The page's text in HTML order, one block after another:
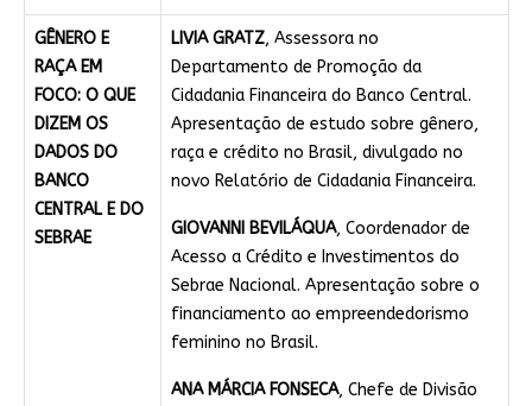
GÊNERO E
RAÇA EM
FOCO: O QUE
DIZEM OS
DADOS DO
BANCO
CENTRAL E DO
SEBRAE
LIVIA GRATZ, Assessora no
Departamento de Promoção da
Cidadania Financeira do Banco Central.
Apresentação de estudo sobre gênero,
raça e crédito no Brasil, divulgado no
novo Relatório de Cidadania Financeira.
GIOVANNI BEVILÁQUA, Coordenador de
Acesso a Crédito e Investimentos do
Sebrae Nacional. Apresentação sobre o
financiamento ao empreendedorismo
feminino no Brasil.
ANA MÁRCIA FONSECA, Chefe de Divisão